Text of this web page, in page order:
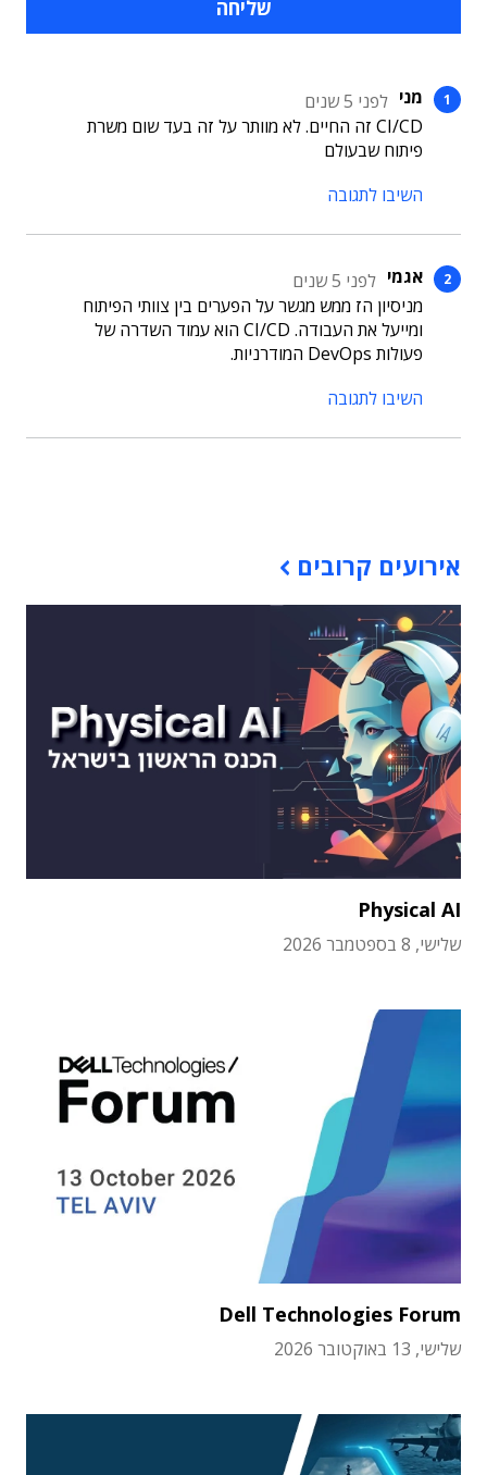
מני לפני 5 שנים
CI/CD זה החיים. לא מוותר על זה בעד שום משרת
פיתוח שבעולם
השיבו לתגובה
אגמי לפני 5 שנים
מניסיון הז ממש מגשר על הפערים בין צוותי הפיתוח
ומייעל את העבודה. CI/CD הוא עמוד השדרה של
פעולות DevOps המודרניות.
השיבו לתגובה
אירועים קרובים
Physical AI
שלישי, 8 בספטמבר 2026
Dell Technologies Forum
שלישי, 13 באוקטובר 2026